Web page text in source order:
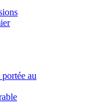
au